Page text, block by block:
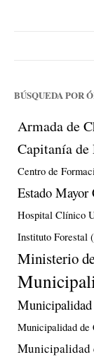
BÚSQUEDA POR
Armada de
Capitanía
Centro de
Estado Mayor
Hospital Clínico
Instituto Forestal
Ministerio
Municipalidad de
Municipalidad